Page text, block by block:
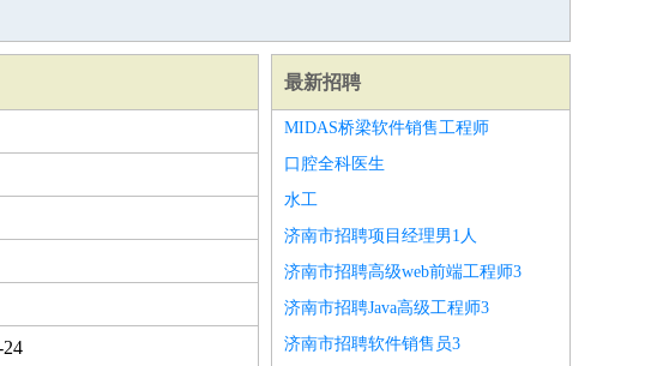
24
最新招聘
MIDAS桥梁软件销售工程师
口腔全科医生
水工
济南市招聘项目经理男1人
济南市招聘高级web前端工程师3
济南市招聘Java高级工程师3
济南市招聘软件销售员3